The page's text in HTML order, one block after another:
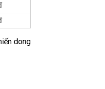
dong